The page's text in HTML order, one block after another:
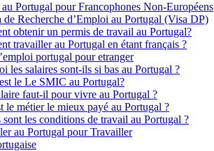
Portugal pour Francophones Non-Européens
de Recherche d’Emploi au Portugal (Visa DP)
obtenir un permis de travail au Portugal?
travailler au Portugal en étant français ?
portugal pour etranger
les salaires sont-ils si bas au Portugal ?
le Le SMIC au Portugal?
faut-il pour vivre au Portugal ?
le métier le mieux payé au Portugal ?
sont les conditions de travail au Portugal ?
au Portugal pour Travailler